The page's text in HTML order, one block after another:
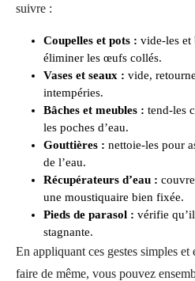
suivre :
Coupelles et pots : vide-les et
éliminer les œufs collés.
Vases et seaux : vide,
intempéries.
Bâches et meubles : tend-les
les poches d’eau.
Gouttières : nettoie-les pour
de l’eau.
Récupérateurs d’eau :
une moustiquaire bien fixée.
Pieds de parasol : vérifie qu’il
stagnante.
En appliquant ces gestes simples et
faire de même, vous pouvez